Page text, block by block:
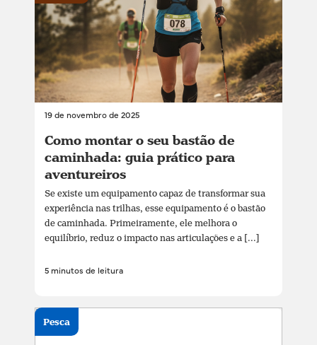
19 de novembro de 2025
Como montar o seu bastão de
caminhada: guia prático para
aventureiros
Se existe um equipamento capaz de transformar sua
experiência nas trilhas, esse equipamento é o bastão
de caminhada. Primeiramente, ele melhora o
equilíbrio, reduz o impacto nas articulações e a [...]
5 minutos de leitura
Pesca